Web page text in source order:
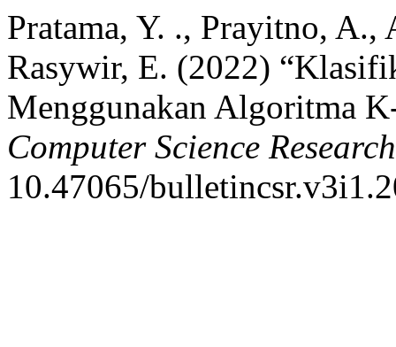
Pratama, Y. ., Prayitno,
Rasywir, E. (2022)
Menggunakan Algoritma
Computer Science Research
10.47065/